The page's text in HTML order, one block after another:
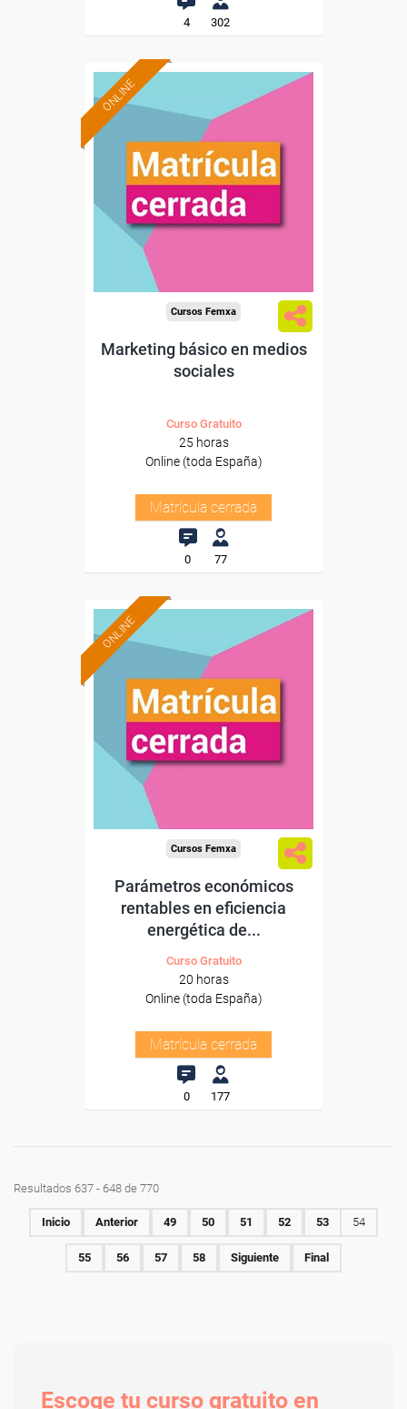
4 302
ONLINE
Cursos Femxa
Marketing básico en medios
sociales
Curso Gratuito
25 horas
Online (toda España)
Matrícula cerrada
0 77
ONLINE
Cursos Femxa
Parámetros económicos
rentables en eficiencia
energética de...
Curso Gratuito
20 horas
Online (toda España)
Matrícula cerrada
0 177
Resultados 637 - 648 de 770
Inicio Anterior 49 50 51 52 53 54
55 56 57 58 Siguiente Final
Escoge tu curso gratuito en